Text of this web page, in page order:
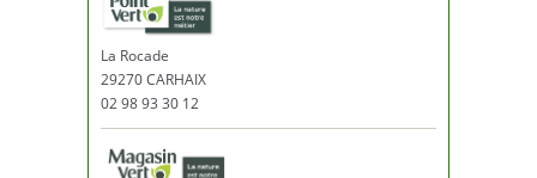
La Rocade
29270 CARHAIX
02 98 93 30 12